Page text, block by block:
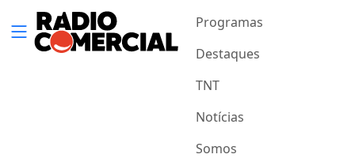
Programas
Destaques
TNT
Notícias
Somos